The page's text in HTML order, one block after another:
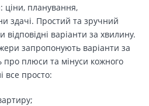
ціни, планування,
здачі. Простий та зручний
відповідні варіанти за хвилину.
запропонують варіанти за
плюси та мінуси кожного
все просто: